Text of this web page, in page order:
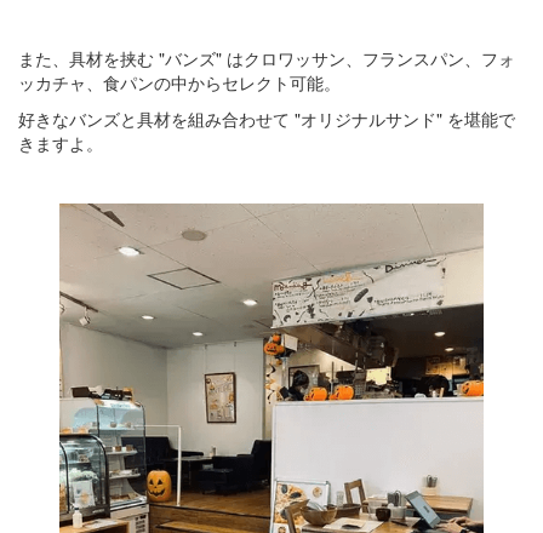
また、具材を挟む "バンズ" はクロワッサン、フランスパン、フォ
ッカチャ、食パンの中からセレクト可能。
好きなバンズと具材を組み合わせて "オリジナルサンド" を堪能で
きますよ。